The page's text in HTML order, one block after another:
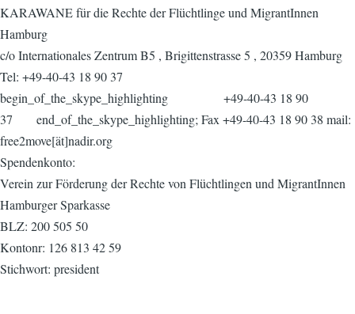
KARAWANE für die Rechte der Flüchtlinge und MigrantInnen
Hamburg
c/o Internationales Zentrum B5 , Brigittenstrasse 5 , 20359 Hamburg
Tel: +49-40-43 18 90 37
begin_of_the_skype_highlighting +49-40-43 18 90
37 end_of_the_skype_highlighting; Fax +49-40-43 18 90 38 mail:
free2move[ät]nadir.org
Spendenkonto:
Verein zur Förderung der Rechte von Flüchtlingen und MigrantInnen
Hamburger Sparkasse
BLZ: 200 505 50
Kontonr: 126 813 42 59
Stichwort: president